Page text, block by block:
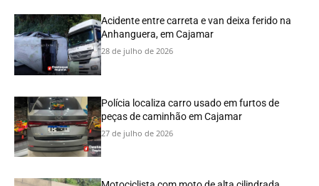
Acidente entre carreta e van deixa ferido na
Anhanguera, em Cajamar
28 de julho de 2026
Polícia localiza carro usado em furtos de
peças de caminhão em Cajamar
27 de julho de 2026